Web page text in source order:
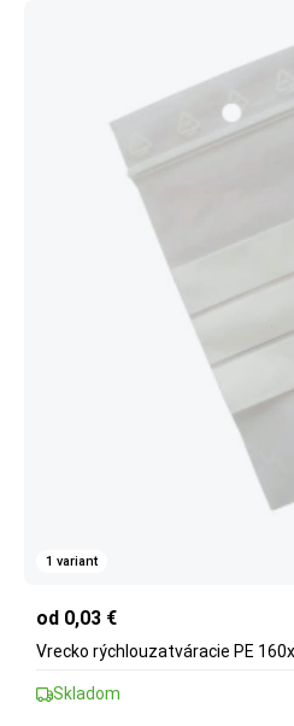
1 variant
od 0,03 €
Vrecko rýchlouzatváracie PE
Skladom